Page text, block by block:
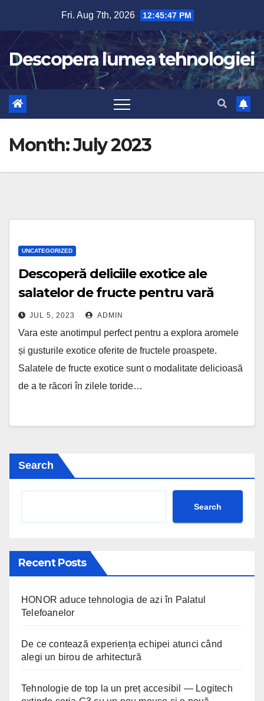
content
Fri. Aug 7th, 2026 12:45:48 PM
Descopera lumea tehnologiei
Month:July 2023
UNCATEGORIZED
Descoperă deliciile exotice ale
salatelor de fructe pentru vară
JUL 5, 2023 ADMIN
Vara este anotimpul perfect pentru a explora aromele
și gusturile exotice oferite de fructele proaspete.
Salatele de fructe exotice sunt o modalitate delicioasă
de a te răcori în zilele toride…
Search
Search
Recent Posts
HONOR aduce tehnologia de azi în Palatul
Telefoanelor
De ce contează experiența echipei atunci când
alegi un birou de arhitectură
Tehnologie de top la un preț accesibil — Logitech